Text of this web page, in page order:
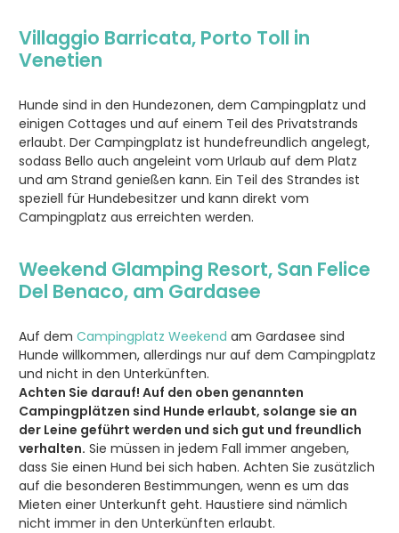
Villaggio Barricata, Porto Toll in
Venetien
Hunde sind in den Hundezonen, dem Campingplatz und
einigen Cottages und auf einem Teil des Privatstrands
erlaubt. Der Campingplatz ist hundefreundlich angelegt,
sodass Bello auch angeleint vom Urlaub auf dem Platz
und am Strand genießen kann. Ein Teil des Strandes ist
speziell für Hundebesitzer und kann direkt vom
Campingplatz aus erreichten werden.
Weekend Glamping Resort, San Felice
Del Benaco, am Gardasee
Auf dem Campingplatz Weekend am Gardasee sind
Hunde willkommen, allerdings nur auf dem Campingplatz
und nicht in den Unterkünften.
Achten Sie darauf! Auf den oben genannten
Campingplätzen sind Hunde erlaubt, solange sie an
der Leine geführt werden und sich gut und freundlich
verhalten. Sie müssen in jedem Fall immer angeben,
dass Sie einen Hund bei sich haben. Achten Sie zusätzlich
auf die besonderen Bestimmungen, wenn es um das
Mieten einer Unterkunft geht. Haustiere sind nämlich
nicht immer in den Unterkünften erlaubt.